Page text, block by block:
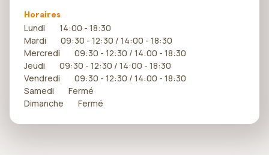
Horaires
Lundi 14:00 - 18:30
Mardi 09:30 - 12:30 / 14:00 - 18:30
Mercredi 09:30 - 12:30 / 14:00 - 18:30
Jeudi 09:30 - 12:30 / 14:00 - 18:30
Vendredi 09:30 - 12:30 / 14:00 - 18:30
Samedi Fermé
Dimanche Fermé